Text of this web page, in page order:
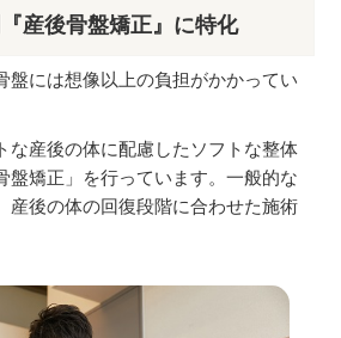
産後骨盤矯正』に特化
盤には想像以上の負担がかかってい
な産後の体に配慮したソフトな整体
盤矯正」を行っています。一般的な
産後の体の回復段階に合わせた施術